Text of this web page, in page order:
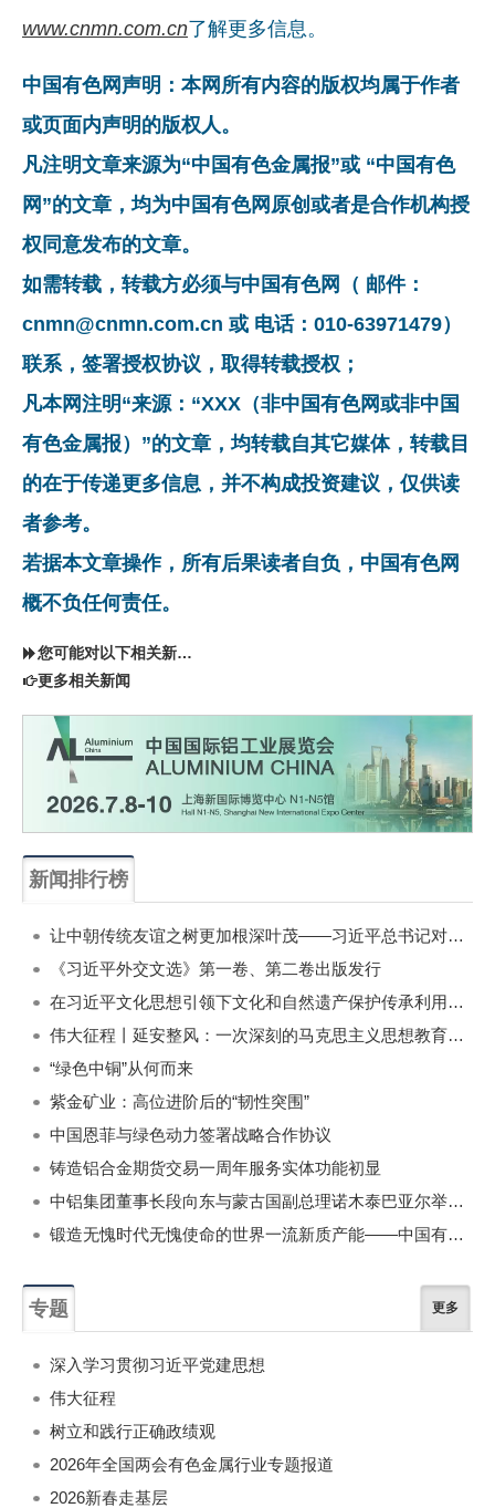
www.cnmn.com.cn了解更多信息。
中国有色网声明：本网所有内容的版权均属于作者
或页面内声明的版权人。
凡注明文章来源为“中国有色金属报”或 “中国有色
网”的文章，均为中国有色网原创或者是合作机构授
权同意发布的文章。
如需转载，转载方必须与中国有色网（ 邮件：
cnmn@cnmn.com.cn 或 电话：010-63971479）
联系，签署授权协议，取得转载授权；
凡本网注明“来源：“XXX（非中国有色网或非中国
有色金属报）”的文章，均转载自其它媒体，转载目
的在于传递更多信息，并不构成投资建议，仅供读
者参考。
若据本文章操作，所有后果读者自负，中国有色网
概不负任何责任。
您可能对以下相关新闻同样感兴趣
更多相关新闻
新闻排行榜
让中朝传统友谊之树更加根深叶茂——习近平总书记对朝鲜进行国事访问纪实
《习近平外交文选》第一卷、第二卷出版发行
在习近平文化思想引领下文化和自然遗产保护传承利用工作开创新局面
伟大征程丨延安整风：一次深刻的马克思主义思想教育运动
“绿色中铜”从何而来
紫金矿业：高位进阶后的“韧性突围”
中国恩菲与绿色动力签署战略合作协议
铸造铝合金期货交易一周年服务实体功能初显
中铝集团董事长段向东与蒙古国副总理诺木泰巴亚尔举行会谈
锻造无愧时代无愧使命的世界一流新质产能——中国有色金属工业的战略应对与破局之道（二）
专题 更多
深入学习贯彻习近平党建思想
伟大征程
树立和践行正确政绩观
2026年全国两会有色金属行业专题报道
2026新春走基层